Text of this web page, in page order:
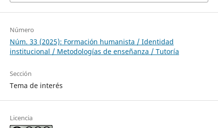
Número
Núm. 33 (2025): Formación humanista / Identidad
institucional / Metodologías de enseñanza / Tutoría
Sección
Tema de interés
Licencia